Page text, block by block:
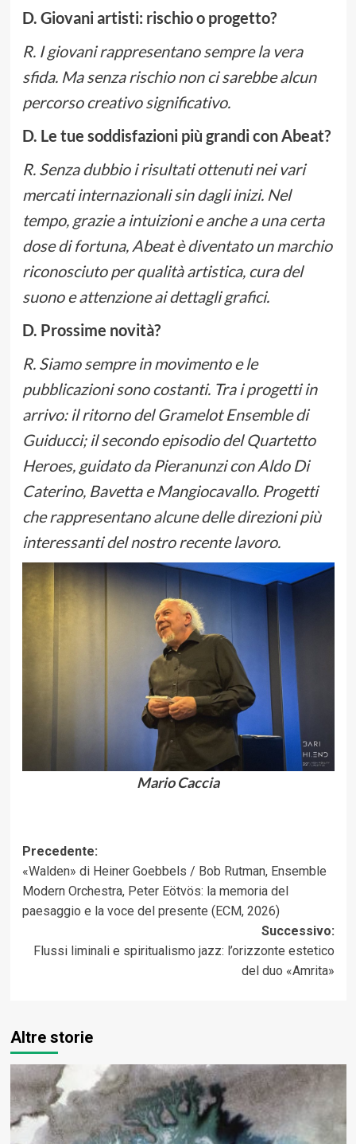
D. Giovani artisti: rischio o progetto?
R. I giovani rappresentano sempre la vera
sfida. Ma senza rischio non ci sarebbe alcun
percorso creativo significativo.
D. Le tue soddisfazioni più grandi con Abeat?
R. Senza dubbio i risultati ottenuti nei vari
mercati internazionali sin dagli inizi. Nel
tempo, grazie a intuizioni e anche a una certa
dose di fortuna, Abeat è diventato un marchio
riconosciuto per qualità artistica, cura del
suono e attenzione ai dettagli grafici.
D. Prossime novità?
R. Siamo sempre in movimento e le
pubblicazioni sono costanti. Tra i progetti in
arrivo: il ritorno del Gramelot Ensemble di
Guiducci; il secondo episodio del Quartetto
Heroes, guidato da Pieranunzi con Aldo Di
Caterino, Bavetta e Mangiocavallo. Progetti
che rappresentano alcune delle direzioni più
interessanti del nostro recente lavoro.
Mario Caccia
Navigazione
articolo
Precedente:
«Walden» di Heiner Goebbels / Bob Rutman, Ensemble
Modern Orchestra, Peter Eötvös: la memoria del
paesaggio e la voce del presente (ECM, 2026)
Successivo:
Flussi liminali e spiritualismo jazz: l’orizzonte estetico
del duo «Amrita»
Altre storie